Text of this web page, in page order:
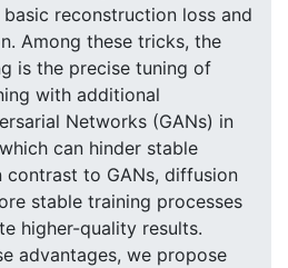
reconstruction loss and
Among these tricks, the
is the precise tuning of
with additional
Networks (GANs) in
can hinder stable
contrast to GANs, diffusion
stable training processes
higher-quality results.
advantages, we propose